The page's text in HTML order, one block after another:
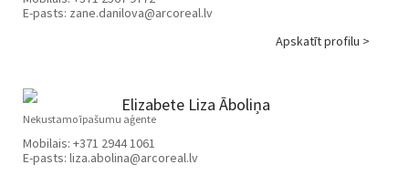
E-pasts: zane.danilova@arcoreal.lv
Apskatīt profilu >
Elizabete Liza Āboliņa
Nekustamo īpašumu aģente
Mobilais: +371 2944 1061
E-pasts: liza.abolina@arcoreal.lv